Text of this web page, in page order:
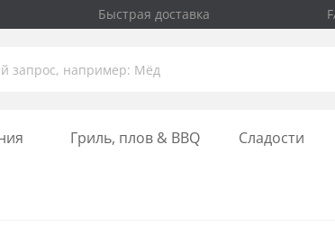
Быстрая доставка
Гриль, плов & BBQ Сладости